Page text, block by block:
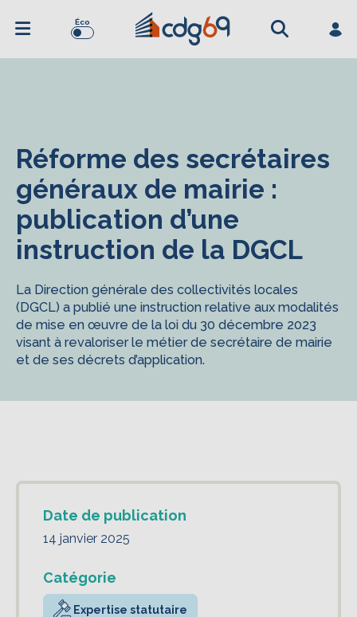
Éco
Réforme des secrétaires
généraux de mairie :
publication d’une
instruction de la DGCL
La Direction générale des collectivités locales
(DGCL) a publié une instruction relative aux modalités
de mise en œuvre de la loi du 30 décembre 2023
visant à revaloriser le métier de secrétaire de mairie
et de ses décrets d’application.
Date de publication
14 janvier 2025
Catégorie
Expertise statutaire